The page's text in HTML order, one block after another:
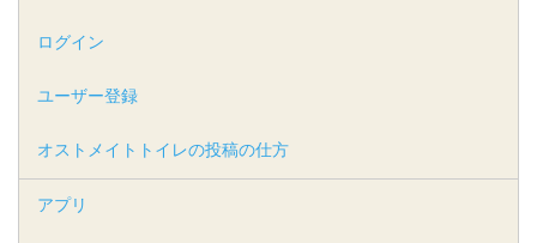
ログイン
ユーザー登録
オストメイトトイレの投稿の仕方
アプリ